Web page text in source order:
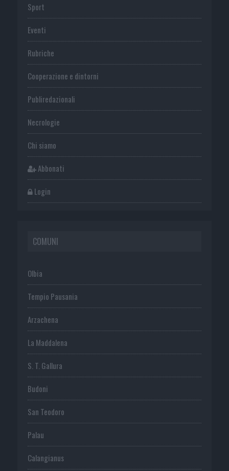
Sport
Eventi
Rubriche
Cooperazione e dintorni
Publiredazionali
Necrologie
Chi siamo
Abbonati
Login
COMUNI
Olbia
Tempio Pausania
Arzachena
La Maddalena
S. T. Gallura
Budoni
San Teodoro
Palau
Calangianus